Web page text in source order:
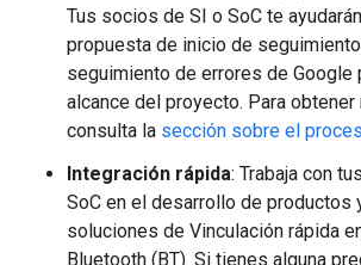
Tus socios de SI o SoC te
propuesta de inicio de
seguimiento de errores de Google
alcance del proyecto. Para
consulta la sección sobre el
Integración rápida: Trabaja con
SoC en el desarrollo de productos
soluciones de Vinculación rápida
Bluetooth (BT). Si tienes alguna